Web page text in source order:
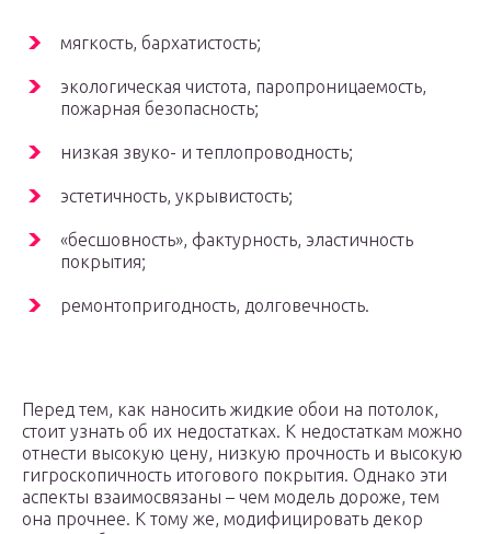
мягкость, бархатистость;
экологическая чистота, паропроницаемость,
пожарная безопасность;
низкая звуко- и теплопроводность;
эстетичность, укрывистость;
«бесшовность», фактурность, эластичность
покрытия;
ремонтопригодность, долговечность.
Перед тем, как наносить жидкие обои на потолок,
стоит узнать об их недостатках. К недостаткам можно
отнести высокую цену, низкую прочность и высокую
гигроскопичность итогового покрытия. Однако эти
аспекты взаимосвязаны – чем модель дороже, тем
она прочнее. К тому же, модифицировать декор